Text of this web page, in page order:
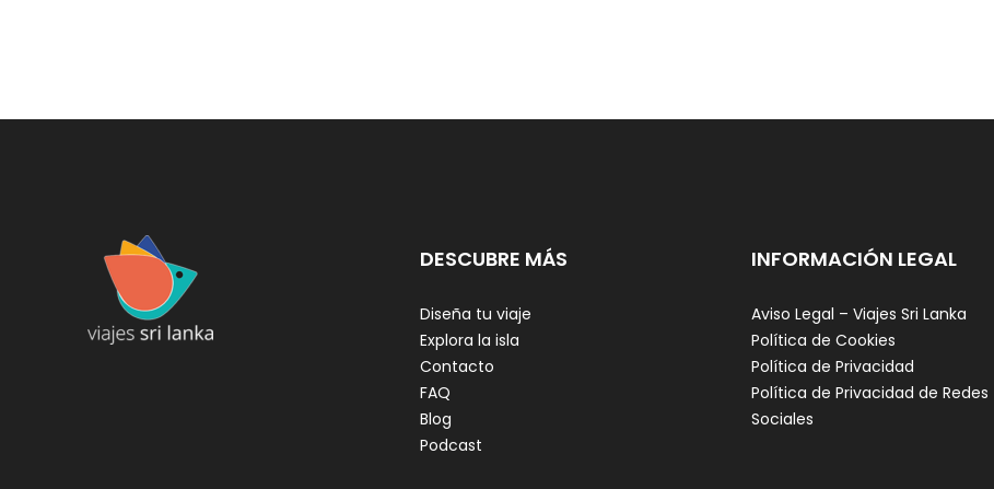
DESCUBRE MÁS
Diseña tu viaje
Explora la isla
Contacto
FAQ
Blog
Podcast
INFORMACIÓN LEGAL
Aviso Legal – Viajes Sri Lanka
Política de Cookies
Política de Privacidad
Política de Privacidad de Redes
Sociales